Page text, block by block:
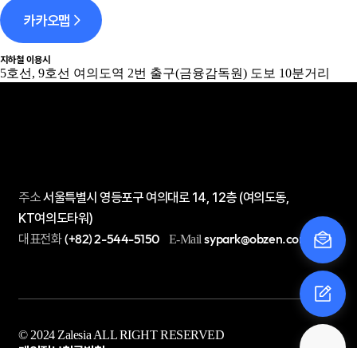
카카오맵
지하철 이용시
5호선, 9호선 여의도역 2번 출구(금융감독원) 도보 10분거리
주소서울특별시 영등포구 여의대로 14, 12층 (여의도동,
KT여의도타워)
대표전화(+82) 2-544-5150 E-Mailsypark@obzen.com
© 2024 Zalesia ALL RIGHT RESERVED